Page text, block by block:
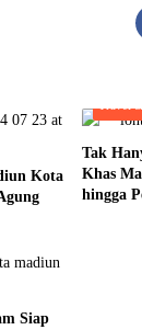
Kota
Tak
Khas
hingga
Siap